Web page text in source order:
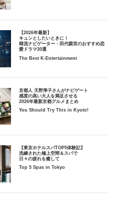
【2026年最新】
キュンとしたいときに！
韓流ナビゲーター・田代親世のおすすめ恋
愛ドラマ30選
The Best K-Entertainment
京都人 天野準子さんがナビゲート
感度の高い大人を満足させる
2026年最新京都グルメまとめ
You Should Try This in Kyoto!
【東京ホテルスパTOP5体験記】
洗練された極上空間＆スパで
日々の疲れを癒して
Top 5 Spas in Tokyo